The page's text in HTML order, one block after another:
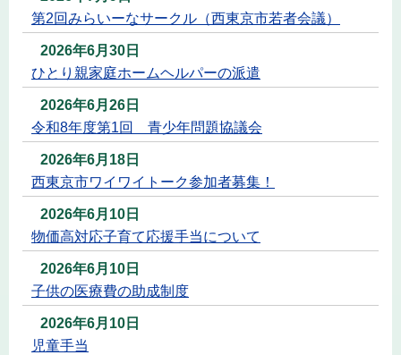
第2回みらいーなサークル（西東京市若者会議）
2026年6月30日
ひとり親家庭ホームヘルパーの派遣
2026年6月26日
令和8年度第1回 青少年問題協議会
2026年6月18日
西東京市ワイワイトーク参加者募集！
2026年6月10日
物価高対応子育て応援手当について
2026年6月10日
子供の医療費の助成制度
2026年6月10日
児童手当